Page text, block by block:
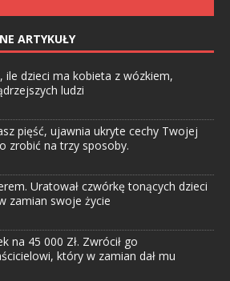
ARTYKUŁY
ile dzieci ma kobieta z wózkiem,
ludzi
pięść, ujawnia ukryte cechy Twojej
zrobić na trzy sposoby.
Uratował czwórkę tonących dzieci
zamian swoje życie
na 45 000 Zł. Zwrócił go
który w zamian dał mu